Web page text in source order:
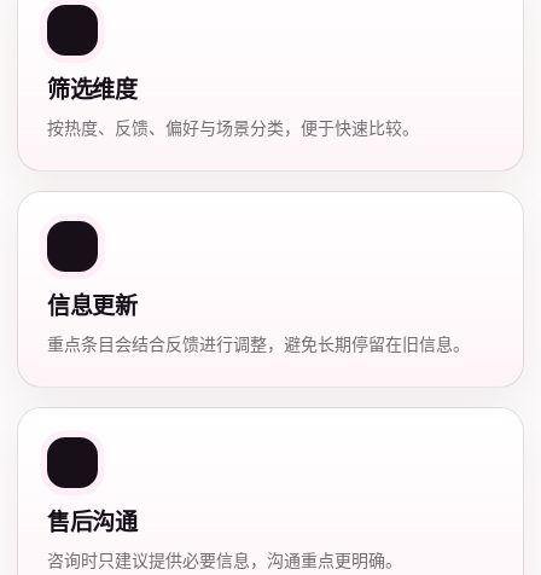
筛选维度
按热度、反馈、偏好与场景分类，便于快速比较。
信息更新
重点条目会结合反馈进行调整，避免长期停留在旧信息。
售后沟通
咨询时只建议提供必要信息，沟通重点更明确。